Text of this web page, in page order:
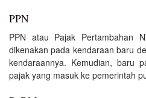
PPN
PPN atau Pajak Pertambahan
dikenakan pada kendaraan baru
kendaraannya. Kemudian, baru
pajak yang masuk ke pemerintah